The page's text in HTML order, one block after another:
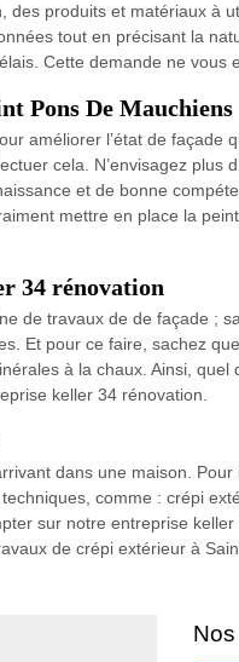
produits et matériaux à
tout en précisant la
Cette demande ne vous
Pons De Mauchiens
améliorer l’état de façade
cela. N’envisagez
et de bonne
mettre en place la
34 rénovation
de travaux de de façade ;
Et pour ce faire, sachez
à la chaux. Ainsi,
keller 34 rénovation.
dans une maison.
comme : crépi
sur notre entreprise
de crépi extérieur à